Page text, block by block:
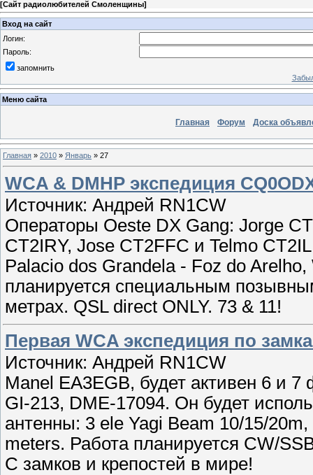
[Сайт радиолюбителей Смоленщины]
Вход на сайт
Логин:
Пароль:
запомнить
Меню сайта
Главная Форум Доска
Главная » 2010 » Январь » 27
WCA & DMHP экспедиция
Источник: Андрей RN1CW
Операторы Oeste DX Gang: Jorge
CT2IRY, Jose CT2FFC и Telmo
Palacio dos Grandela - Foz do
планируется специальным
метрах. QSL direct ONLY. 73 & 11!
Первая WCA экспедиция по
Источник: Андрей RN1CW
Manel EA3EGB, будет активен 6 и
GI-213, DME-17094. Он будет
антенны: 3 ele Yagi Beam 10/15/
meters. Работа планируется CW/
С замков и крепостей в мире!